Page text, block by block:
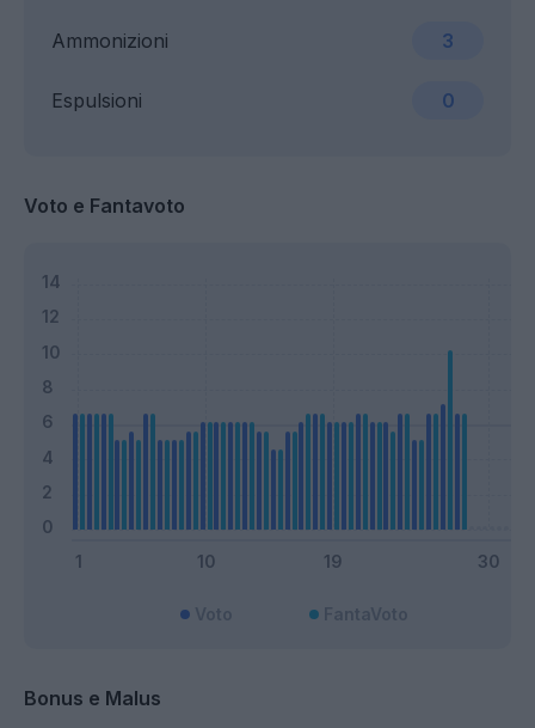
Ammonizioni 3
Espulsioni 0
Voto e Fantavoto
Bonus e Malus